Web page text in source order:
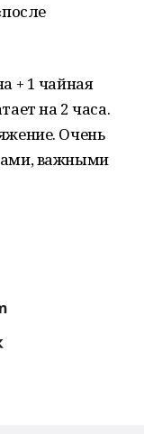
+ 1 чайная
на 2 часа.
Очень
важными